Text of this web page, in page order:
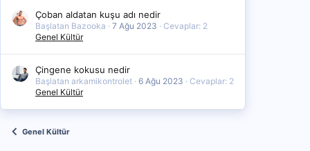
Çoban aldatan kuşu adı nedir
Başlatan Bazooka 7 Ağu 2023
Cevaplar: 2
Genel Kültür
Çingene kokusu nedir
Başlatan arkamikontrolet 6 Ağu 2023
Cevaplar: 2
Genel Kültür
Genel Kültür